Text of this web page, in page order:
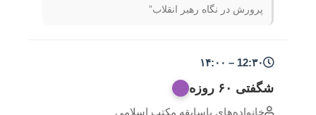
پرورش در نگاه رهبر انقلاب”
12:۳۰ – ۱۴:۰۰
شگفتی ۶۰ روزه
خانواده‌های باسابقه مکتب اسلامی